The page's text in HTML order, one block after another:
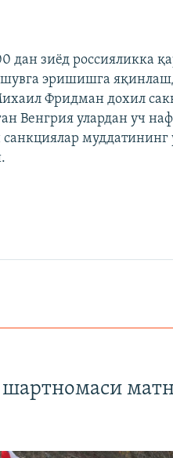
дан зиёд россияликка
эришишга
Фридман дохил
Венгрия улардан уч
муддатининг
шартномаси